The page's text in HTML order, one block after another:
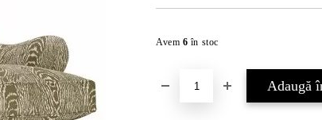
Avem 6 în stoc